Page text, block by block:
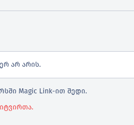
არ არის.
Magic Link-ით შედი.